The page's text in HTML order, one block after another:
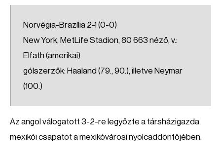
Norvégia-Brazília 2-1 (0-0)
New York, MetLife Stadion, 80 663 néző, v.:
Elfath (amerikai)
gólszerzők: Haaland (79., 90.), illetve Neymar
(100.)
Az angol válogatott 3-2-re legyőzte a társházigazda
mexikói csapatot a mexikóvárosi nyolcaddöntőjében.